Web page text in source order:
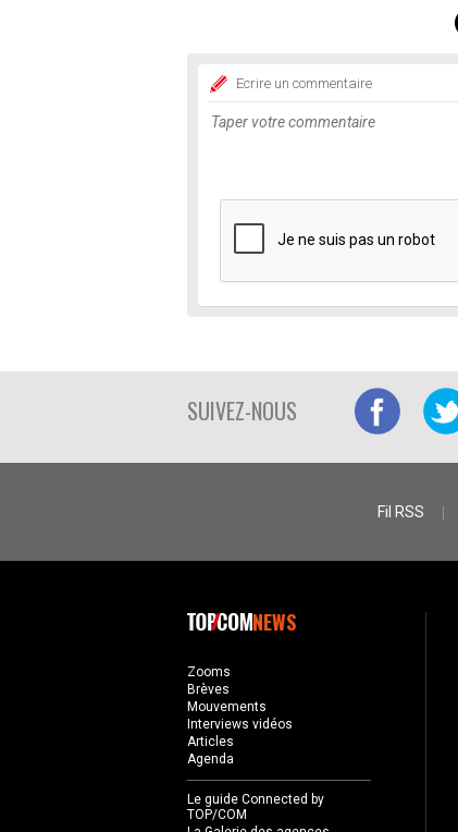
Ecrire un commentaire
SUIVEZ-NOUS
Fil RSS
NEWS
Zooms
Brèves
Mouvements
Interviews vidéos
Articles
Agenda
Le guide Connected by
TOP/COM